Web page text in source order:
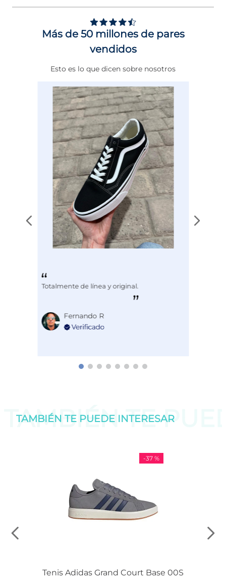
Género Mujer
DE 0 A 4 cms
NORMAL
AZUL
ENTRENAMIENTO
Más de 50 millones de pares
vendidos
Esto es lo que dicen sobre nosotros
Totalmente de línea y original.
Fernando R
TAMBIÉN TE
TAMBIÉN TE PUEDE INTERESAR
-37 %
Tenis Adidas Grand Court Base 00S